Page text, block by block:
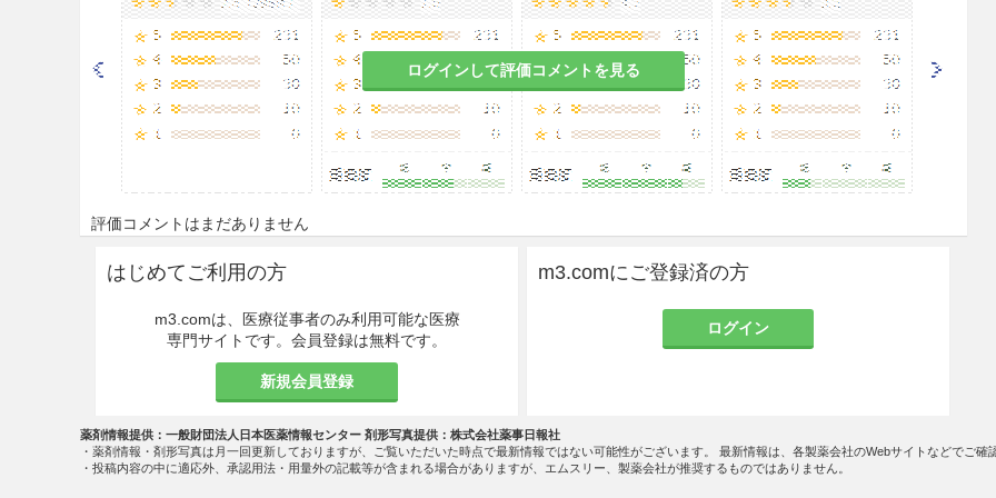
ログインして評価コメントを見る
評価コメントはまだありません
はじめてご利用の方
m3.comは、医療従事者のみ利用可能な医療
専門サイトです。会員登録は無料です。
新規会員登録
m3.comにご登録済の方
ログイン
薬剤情報提供：一般財団法人日本医薬情報センター 剤形写真提供：株式会社薬事日報社
・薬剤情報・剤形写真は月一回更新しておりますが、ご覧いただいた時点で最新情報ではない可能性がございます。 最新情報は、各製薬会社のWebサイトなどでご確
・投稿内容の中に適応外、承認用法・用量外の記載等が含まれる場合がありますが、エムスリー、製薬会社が推奨するものではありません。